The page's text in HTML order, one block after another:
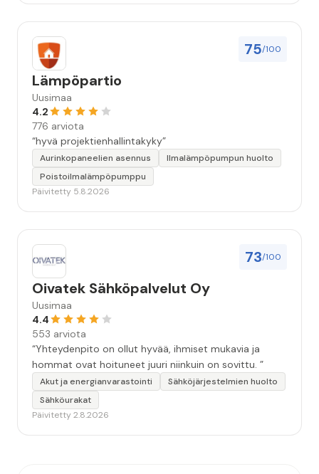
75/100
Lämpöpartio
Uusimaa
4.2
776 arviota
“hyvä projektienhallintakyky”
Aurinkopaneelien asennus
Ilmalämpöpumpun huolto
Poistoilmalämpöpumppu
Päivitetty 5.8.2026
73/100
Oivatek Sähköpalvelut Oy
Uusimaa
4.4
553 arviota
“Yhteydenpito on ollut hyvää, ihmiset mukavia ja
hommat ovat hoituneet juuri niinkuin on sovittu. ”
Akut ja energianvarastointi
Sähköjärjestelmien huolto
Sähköurakat
Päivitetty 2.8.2026